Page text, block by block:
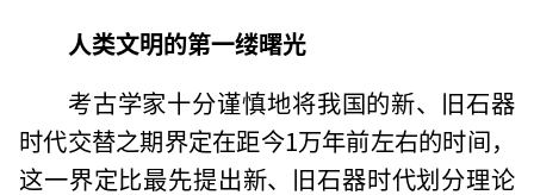
人类文明的第一缕曙光
考古学家十分谨慎地将我国的新、旧石器
时代交替之期界定在距今1万年前左右的时间，
这一界定比最先提出新、旧石器时代划分理论